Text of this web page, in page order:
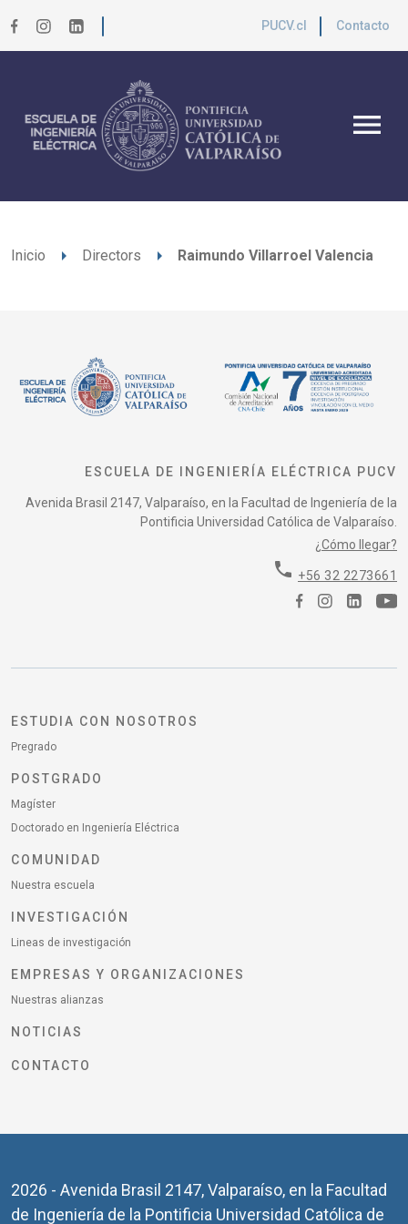
PUCV.cl Contacto
menu
Inicio arrow_right Directors arrow_right Raimundo Villarroel Valencia
ESCUELA DE INGENIERÍA ELÉCTRICA PUCV
Avenida Brasil 2147, Valparaíso, en la Facultad de Ingeniería de la
Pontificia Universidad Católica de Valparaíso.
¿Cómo llegar?
phone +56 32 2273661
ESTUDIA CON NOSOTROS
Pregrado
POSTGRADO
Magíster
Doctorado en Ingeniería Eléctrica
COMUNIDAD
Nuestra escuela
INVESTIGACIÓN
Lineas de investigación
EMPRESAS Y ORGANIZACIONES
Nuestras alianzas
NOTICIAS
CONTACTO
2026 - Avenida Brasil 2147, Valparaíso, en la Facultad
de Ingeniería de la Pontificia Universidad Católica de